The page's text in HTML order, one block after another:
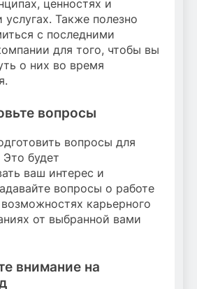
ценностях и
услугах. Также полезно
с последними
для того, чтобы вы
о них во время
вопросы
вопросы для
Это будет
ваш интерес и
вопросы о работе
карьерного
от выбранной вами
внимание на